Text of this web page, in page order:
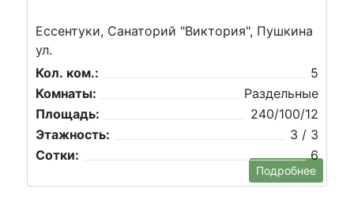
Ессентуки, Санаторий "Виктория", Пушкина
ул.
Кол. ком.:
5
Комнаты:
Раздельные
Площадь:
240/100/12
Этажность:
3 / 3
Сотки:
6
Подробнее